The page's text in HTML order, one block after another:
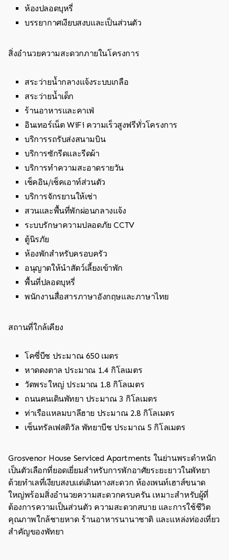
ห้องปลอดบุหรี่
บรรยากาศเงียบสงบและเป็นส่วนตัว
สิ่งอำนวยความสะดวกภายในโครงการ
สระว่ายน้ำกลางแจ้งระบบเกลือ
สระว่ายน้ำเด็ก
ร้านอาหารและคาเฟ่
อินเทอร์เน็ต WiFi ความเร็วสูงฟรีทั่วโครงการ
บริการรถรับส่งสนามบิน
บริการซักรีดและรีดผ้า
บริการทำความสะอาดรายวัน
เช็คอิน/เช็คเอาท์ส่วนตัว
บริการจักรยานให้เช่า
สวนและพื้นที่พักผ่อนกลางแจ้ง
ระบบรักษาความปลอดภัย CCTV
ตู้นิรภัย
ห้องพักสำหรับครอบครัว
อนุญาตให้นำสัตว์เลี้ยงเข้าพัก
พื้นที่ปลอดบุหรี่
พนักงานสื่อสารภาษาอังกฤษและภาษาไทย
สถานที่ใกล้เคียง
โคซี่บีช ประมาณ 650 เมตร
หาดดงตาล ประมาณ 1.4 กิโลเมตร
วัดพระใหญ่ ประมาณ 1.8 กิโลเมตร
ถนนคนเดินพัทยา ประมาณ 3 กิโลเมตร
ท่าเรือแหลมบาลีฮาย ประมาณ 2.8 กิโลเมตร
เซ็นทรัลเฟสติวัล พัทยาบีช ประมาณ 5 กิโลเมตร
Grosvenor House Serviced Apartments ในย่านพระตำหนัก
เป็นตัวเลือกที่ยอดเยี่ยมสำหรับการพักอาศัยระยะยาวในพัทยา
ด้วยทำเลที่เงียบสงบแต่เดินทางสะดวก ห้องเพนท์เฮาส์ขนาด
ใหญ่พร้อมสิ่งอำนวยความสะดวกครบครัน เหมาะสำหรับผู้ที่
ต้องการความเป็นส่วนตัว ความสะดวกสบาย และการใช้ชีวิต
คุณภาพใกล้ชายหาด ร้านอาหารนานาชาติ และแหล่งท่องเที่ยว
สำคัญของพัทยา